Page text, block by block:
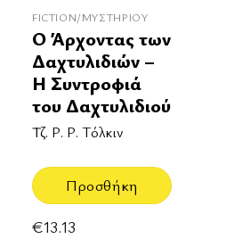
FICTION/ΜΥΣΤΗΡΊΟΥ
Ο Άρχοντας των
Δαχτυλιδιών –
Η Συντροφιά
του Δαχτυλιδιού
Τζ. Ρ. Ρ. Τόλκιν
Προσθήκη
€13.13